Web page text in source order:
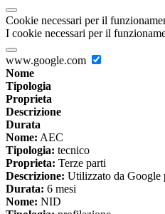
Cookie necessari per il
I cookie necessari per il
www.google.com
Nome
Tipologia
Proprieta
Descrizione
Durata
Nome: AEC
Tipologia: tecnico
Proprieta: Terze parti
Descrizione: Utilizzato da Google
Durata: 6 mesi
Nome: NID